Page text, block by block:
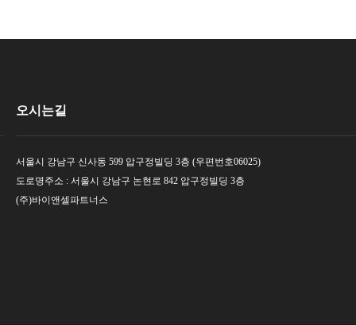
오시는길
서울시 강남구 신사동 599 압구정빌딩 3층 (우편번호06025)
도로명주소 : 서울시 강남구 논현로 842 압구정빌딩 3층
(주)바이앤셀파트너스